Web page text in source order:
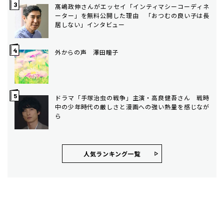
髙嶋政伸さんがエッセイ「インティマシーコーディネ
ーター」を無料公開した理由 「おつむの良い子は長
居しない」インタビュー
外からの声 澤田瞳子
ドラマ「手塚治虫の戦争」主演・高良健吾さん 戦時
中の少年時代の厳しさと漫画への強い熱量を感じなが
ら
人気ランキング⼀覧